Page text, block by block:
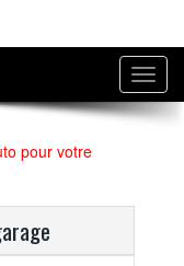
pour votre